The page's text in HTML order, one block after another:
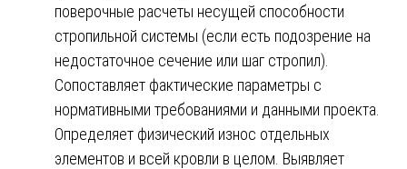
поверочные расчеты несущей способности
стропильной системы (если есть подозрение на
недостаточное сечение или шаг стропил).
Сопоставляет фактические параметры с
нормативными требованиями и данными проекта.
Определяет физический износ отдельных
элементов и всей кровли в целом. Выявляет